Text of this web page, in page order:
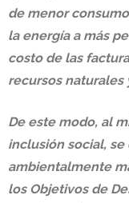
de menor
la energía a más
costo de las
recursos naturales
De este modo, al
inclusión social,
ambientalmente
los Objetivos de